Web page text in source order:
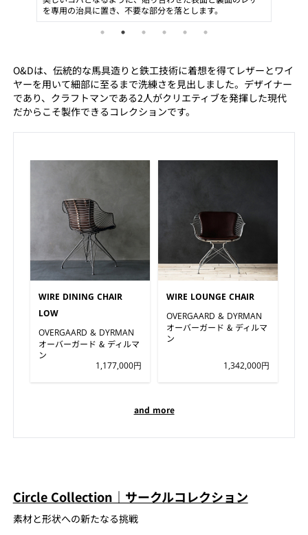
O&Dは、伝統的な馬具造りと鉄工技術に着想を得てレザーとワイ
ヤーを用いて細部に至るまで洗練さを見出しました。デザイナー
であり、クラフトマンである2人がクリエティブを発揮した現代
だからこそ製作できるコレクションです。
WIRE DINING CHAIR
LOW
OVERGAARD & DYRMAN
オーバーガード & ディルマ
ン
1,177,000円
WIRE LOUNGE CHAIR
OVERGAARD & DYRMAN
オーバーガード & ディルマ
ン
1,342,000円
and more
Circle Collection｜サークルコレクション
素材と形状への新たなる挑戦